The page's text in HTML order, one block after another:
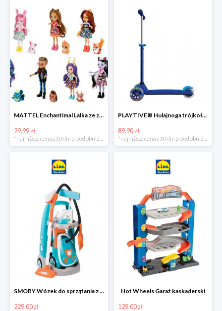
MATTEL Enchantimal Lalka ze zwierzątkiem
29.99 zł
*najniższa cena z 30 dni przed obniżką
PLAYTIVE® Hulajnoga trójkołowa Tri Scooter z diodami LED
89.90 zł
*najniższa cena z 30 dni przed obniżką
SMOBY Wózek do sprzątania z odkurzaczem
229.00 zł
Hot Wheels Garaż kaskaderski
129.00 zł